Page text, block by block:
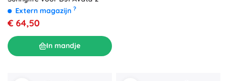
Extern magazijn ?
€ 64,50
In mandje